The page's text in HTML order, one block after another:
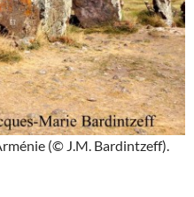
(© J.M. Bardintzeff).